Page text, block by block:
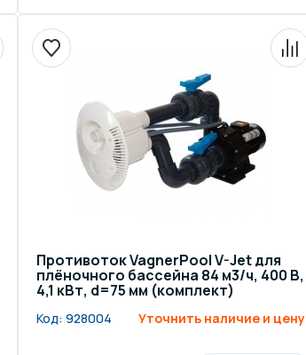
Противоток VagnerPool V-Jet для
плёночного бассейна 84 м3/ч, 400 В,
4,1 кВт, d=75 мм (комплект)
Код: 928004 Уточнить наличие и цену